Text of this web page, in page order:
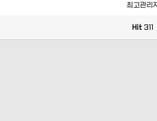
최고관리
Hit 311